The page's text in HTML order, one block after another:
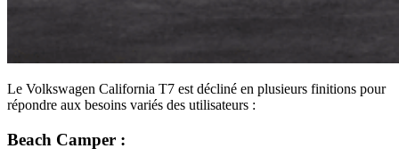
Le Volkswagen California T7 est décliné en plusieurs finitions pour
répondre aux besoins variés des utilisateurs :
Beach Camper :